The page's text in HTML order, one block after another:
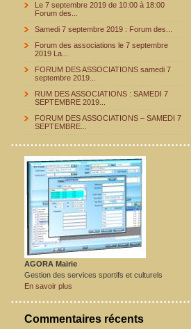
Le 7 septembre 2019 de 10:00 à 18:00
Forum des...
Samedi 7 septembre 2019 : Forum des...
Forum des associations le 7 septembre
2019 La...
FORUM DES ASSOCIATIONS samedi 7
septembre 2019...
RUM DES ASSOCIATIONS : SAMEDI 7
SEPTEMBRE 2019...
FORUM DES ASSOCIATIONS – SAMEDI 7
SEPTEMBRE...
AGORA Mairie
Gestion des services sportifs et culturels
En savoir plus
Commentaires récents